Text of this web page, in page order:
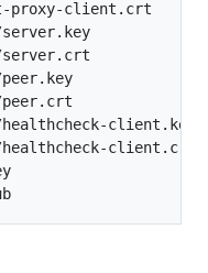
proxy-client.crt
client.key
client.crt